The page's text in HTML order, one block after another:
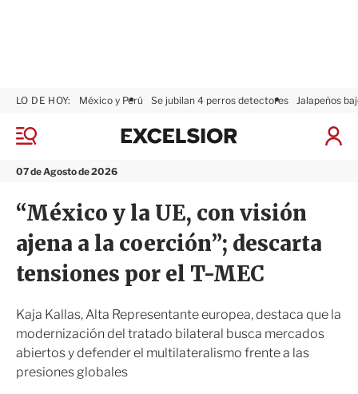
M
n
07 de Agosto de 2026
LO DE HOY: México y Perú Se jubilan 4 perros detectores Jalapeños
I
ó
n
x
o
r
“México y la UE, con visión
ajena a la coerción”; descarta
tensiones por el T-MEC
Kaja Kallas, Alta Representante europea, destaca que la
modernización del tratado bilateral busca mercados
abiertos y defender el multilateralismo frente a las
presiones globales